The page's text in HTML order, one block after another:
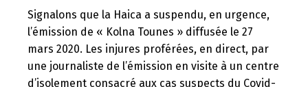
Signalons que la Haica a suspendu, en urgence,
l’émission de « Kolna Tounes » diffusée le 27
mars 2020. Les injures proférées, en direct, par
une journaliste de l’émission en visite à un centre
d’isolement consacré aux cas suspects du Covid-